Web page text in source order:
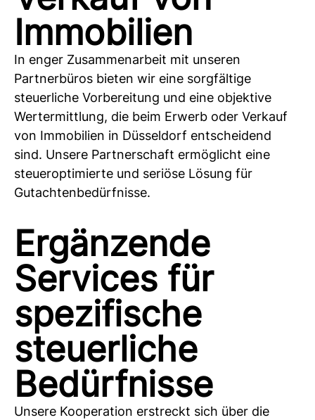
Immobilien
In enger Zusammenarbeit mit unseren
Partnerbüros bieten wir eine sorgfältige
steuerliche Vorbereitung und eine objektive
Wertermittlung, die beim Erwerb oder Verkauf
von Immobilien in Düsseldorf entscheidend
sind. Unsere Partnerschaft ermöglicht eine
steueroptimierte und seriöse Lösung für
Gutachtenbedürfnisse.
Ergänzende
Services für
spezifische
steuerliche
Bedürfnisse
Unsere Kooperation erstreckt sich über die